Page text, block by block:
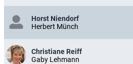
Horst Niendorf
Herbert Münch
Christiane Reiff
Gaby Lehmann